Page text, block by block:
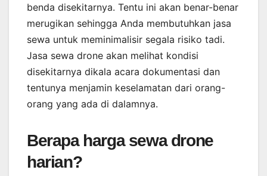
benda disekitarnya. Tentu ini akan benar-benar
merugikan sehingga Anda membutuhkan jasa
sewa untuk meminimalisir segala risiko tadi.
Jasa sewa drone akan melihat kondisi
disekitarnya dikala acara dokumentasi dan
tentunya menjamin keselamatan dari orang-
orang yang ada di dalamnya.
Berapa harga sewa drone
harian?